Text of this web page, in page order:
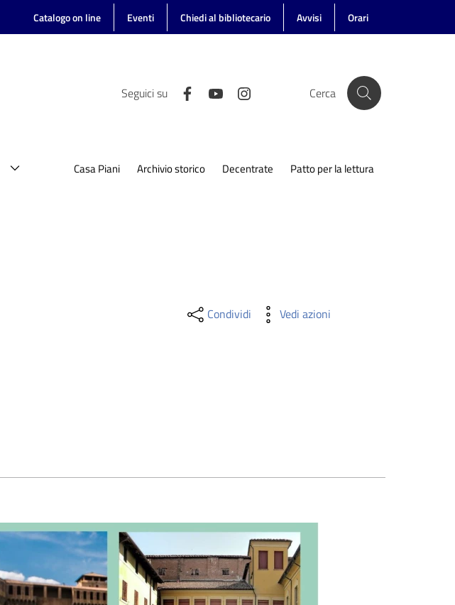
Catalogo on line Eventi Chiedi al bibliotecario Avvisi Orari
Seguici su Cerca
Casa Piani Archivio storico Decentrate Patto per la lettura
Condividi Vedi azioni